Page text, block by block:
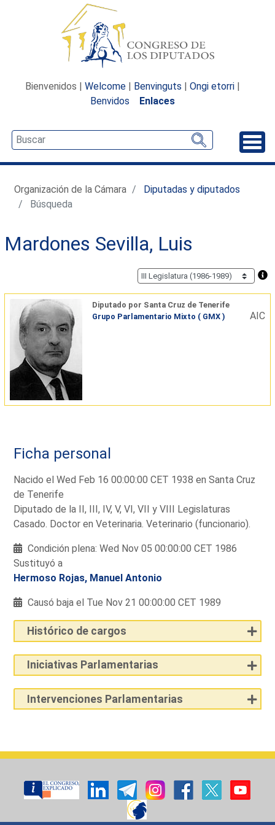
Bienvenidos | Welcome | Benvinguts | Ongi etorri |
Benvidos
Enlaces
Organización de la Cámara
Diputadas y diputados
Búsqueda
Mardones Sevilla, Luis
Diputado por Santa Cruz de Tenerife
Grupo Parlamentario Mixto ( GMX )
AIC
Ficha personal
Nacido el Wed Feb 16 00:00:00 CET 1938 en Santa Cruz
de Tenerife
Diputado de la II, III, IV, V, VI, VII y VIII Legislaturas
Casado. Doctor en Veterinaria. Veterinario (funcionario).
Condición plena: Wed Nov 05 00:00:00 CET 1986
Sustituyó a
Hermoso Rojas, Manuel Antonio
Causó baja el Tue Nov 21 00:00:00 CET 1989
Histórico de cargos
Iniciativas Parlamentarias
Intervenciones Parlamentarias